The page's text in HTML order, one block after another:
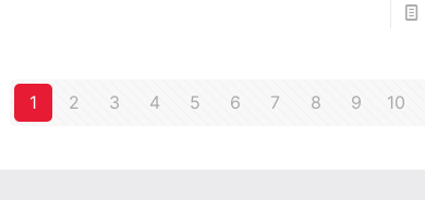
1 2 3 4 5 6 7 8 9 10